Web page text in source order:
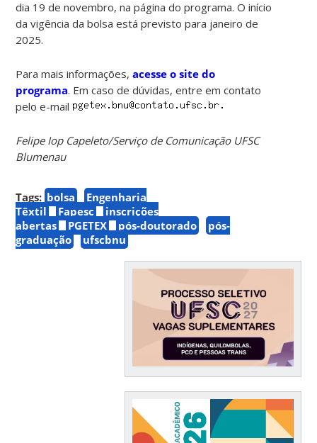
dia 19 de novembro, na página do programa. O início
da vigência da bolsa está previsto para janeiro de
2025.
Para mais informações,acesse o site do
programa. Em caso de dúvidas, entre em contato
pelo e-mail
Felipe Iop Capeleto/Serviço de Comunicação UFSC
Blumenau
Tags: bolsa
Engenharia
Têxtil
Fapesc
inscrições
abertas
PGETEX pós-doutorado
pós-
graduação
ufscbnu